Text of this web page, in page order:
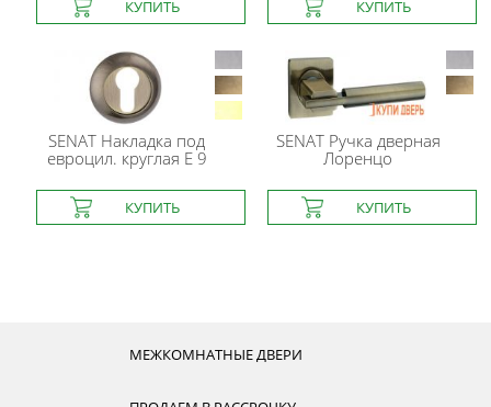
SENAT Накладка под
евроцил. круглая E 9
SENATРучка дверная
Лоренцо
МЕЖКОМНАТНЫЕ ДВЕРИ